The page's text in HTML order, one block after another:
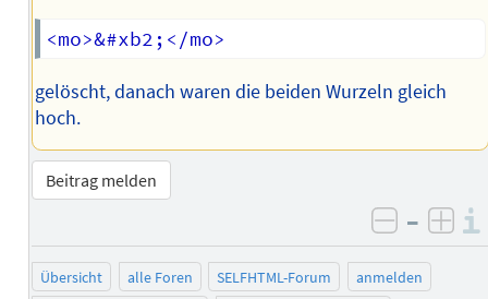
gelöscht, danach waren die beiden Wurzeln gleich
hoch.
Beitrag melden
negativ
–
Übersicht alle Foren SELFHTML-Forum
anmelden